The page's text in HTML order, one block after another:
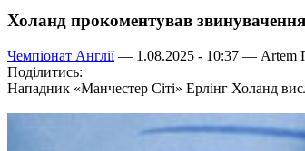
Холанд прокоментував
Чемпіонат Англії— 1.08.2025 - 10:37 — Artem
Поділитись:
Нападник «Манчестер Сіті» Ерлінг Холанд